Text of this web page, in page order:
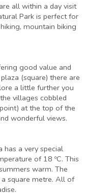
all within a day visit
Park is perfect for
mountain biking
good value and
(square) there are
a little further you
villages cobbled
at the top of the
wonderful views.
has a very special
of 18 ºC. This
warm. The
square metre. All of